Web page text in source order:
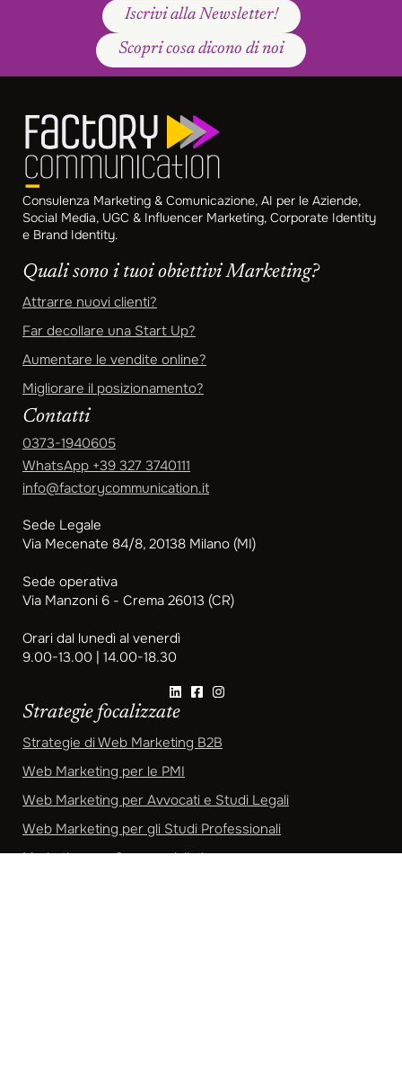
Iscrivi alla Newsletter!
Scopri cosa dicono di noi
Consulenza Marketing & Comunicazione, AI per le Aziende,
Social Media, UGC & Influencer Marketing, Corporate Identity
e Brand Identity.
Quali sono i tuoi obiettivi Marketing?
Attrarre nuovi clienti?
Far decollare una Start Up?
Aumentare le vendite online?
Migliorare il posizionamento?
Contatti
0373-1940605
WhatsApp +39 327 3740111
info@factorycommunication.it
Sede Legale
Via Mecenate 84/8, 20138 Milano (MI)
Sede operativa
Via Manzoni 6 - Crema 26013 (CR)
Orari dal lunedì al venerdì
9.00-13.00 | 14.00-18.30
Strategie focalizzate
Strategie di Web Marketing B2B
Web Marketing per le PMI
Web Marketing per Avvocati e Studi Legali
Web Marketing per gli Studi Professionali
Marketing per Commercialisti